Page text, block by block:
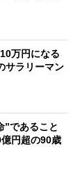
万円になる
サラリーマン
”であること
円超の90歳